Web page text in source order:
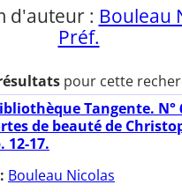
d'auteur : Bouleau
Préf.
pour cette
Tangente. N°
de beauté de
12-17.
Bouleau Nicolas